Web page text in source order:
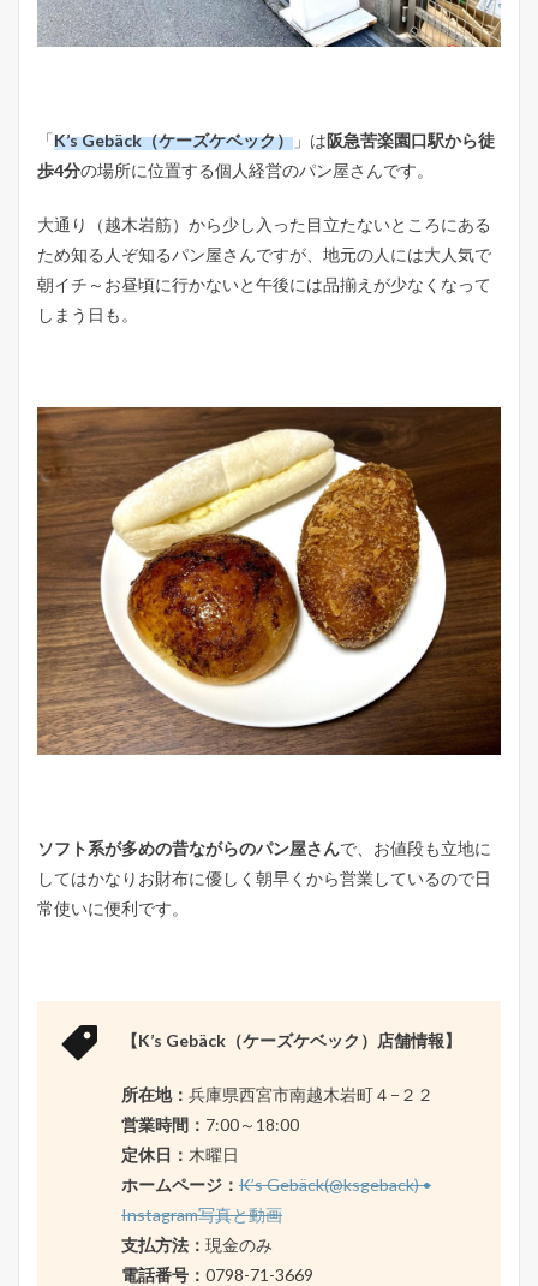
「K’s Gebäck（ケーズケベック） 」は阪急苦楽園口駅から徒
歩4分の場所に位置する個人経営のパン屋さんです。
大通り（越木岩筋）から少し入った目立たないところにある
ため知る人ぞ知るパン屋さんですが、地元の人には大人気で
朝イチ～お昼頃に行かないと午後には品揃えが少なくなって
しまう日も。
ソフト系が多めの昔ながらのパン屋さんで、お値段も立地に
してはかなりお財布に優しく朝早くから営業しているので日
常使いに便利です。
【K’s Gebäck（ケーズケベック）店舗情報】
所在地： 兵庫県西宮市南越木岩町４−２２
営業時間： 7:00～18:00
定休日： 木曜日
ホームページ： K’s Gebäck(@ksgeback) •
Instagram写真と動画
支払方法： 現金のみ
電話番号： 0798-71-3669